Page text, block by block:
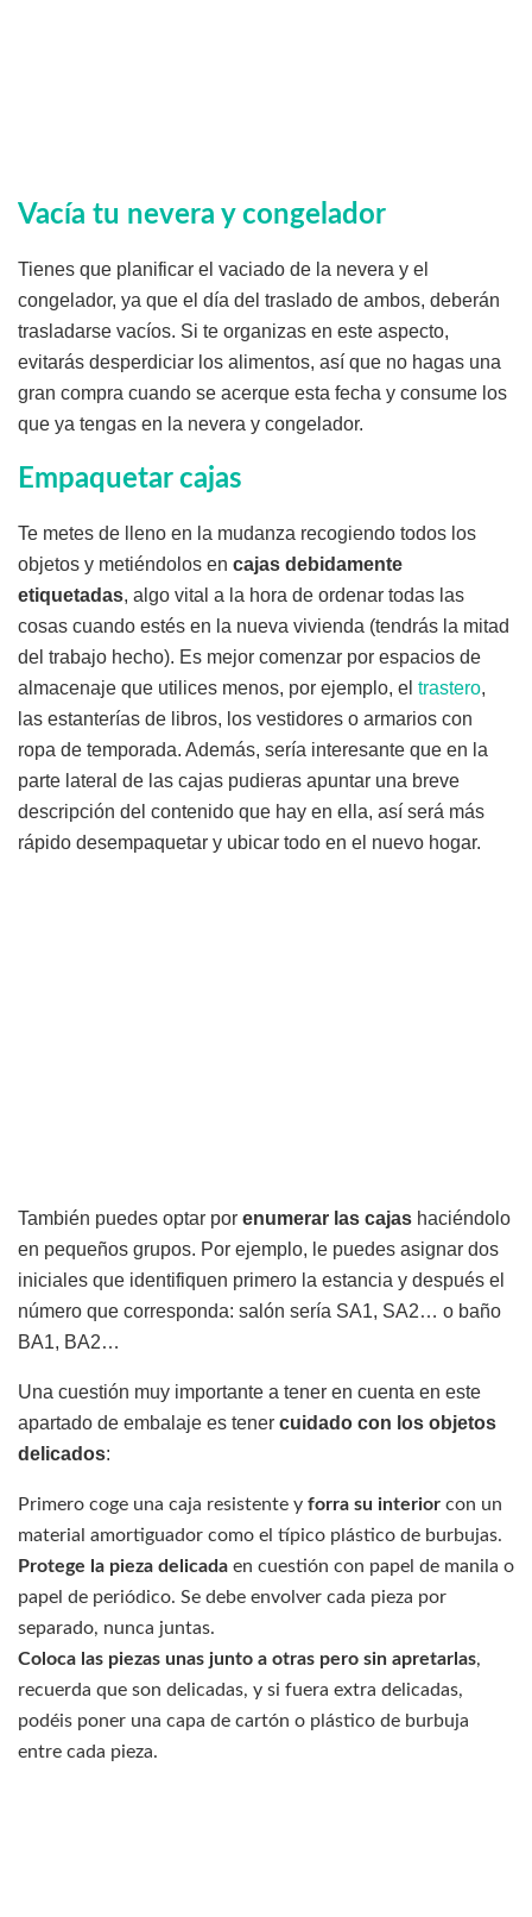
Vacía tu nevera y congelador
Tienes que planificar el vaciado de la nevera y el
congelador, ya que el día del traslado de ambos, deberán
trasladarse vacíos. Si te organizas en este aspecto,
evitarás desperdiciar los alimentos, así que no hagas una
gran compra cuando se acerque esta fecha y consume los
que ya tengas en la nevera y congelador.
Empaquetar cajas
Te metes de lleno en la mudanza recogiendo todos los
objetos y metiéndolos en cajas debidamente
etiquetadas, algo vital a la hora de ordenar todas las
cosas cuando estés en la nueva vivienda (tendrás la mitad
del trabajo hecho). Es mejor comenzar por espacios de
almacenaje que utilices menos, por ejemplo, el trastero,
las estanterías de libros, los vestidores o armarios con
ropa de temporada. Además, sería interesante que en la
parte lateral de las cajas pudieras apuntar una breve
descripción del contenido que hay en ella, así será más
rápido desempaquetar y ubicar todo en el nuevo hogar.
También puedes optar por enumerar las cajas haciéndolo
en pequeños grupos. Por ejemplo, le puedes asignar dos
iniciales que identifiquen primero la estancia y después el
número que corresponda: salón sería SA1, SA2… o baño
BA1, BA2…
Una cuestión muy importante a tener en cuenta en este
apartado de embalaje es tener cuidado con los objetos
delicados:
Primero coge una caja resistente y forra su interior con un
material amortiguador como el típico plástico de burbujas.
Protege la pieza delicada en cuestión con papel de manila o
papel de periódico. Se debe envolver cada pieza por
separado, nunca juntas.
Coloca las piezas unas junto a otras pero sin apretarlas,
recuerda que son delicadas, y si fuera extra delicadas,
podéis poner una capa de cartón o plástico de burbuja
entre cada pieza.